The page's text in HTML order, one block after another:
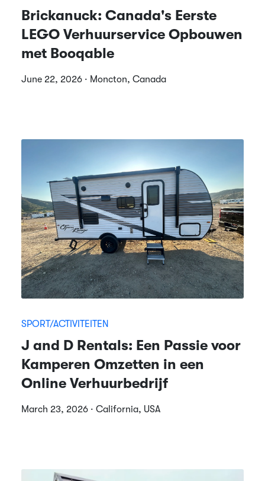
Brickanuck: Canada's Eerste
LEGO Verhuurservice Opbouwen
met Booqable
June 22, 2026 · Moncton, Canada
SPORT/ACTIVITEITEN
J and D Rentals: Een Passie voor
Kamperen Omzetten in een
Online Verhuurbedrijf
March 23, 2026 · California, USA